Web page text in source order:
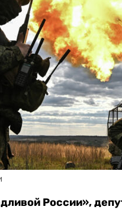
России»,